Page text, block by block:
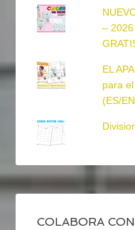
–
EL
para
(ES/
COLABORA